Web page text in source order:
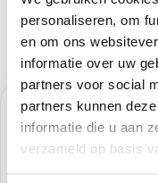
personaliseren, om
en om ons
informatie over uw
partners voor social
partners kunnen
informatie die u aan
verzameld op basis
Normale prijs:
€ 16,52
Prijzen excl. BTW